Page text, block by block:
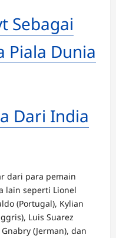
Sebagai
Piala Dunia
Dari India
dari para pemain
lain seperti Lionel
(Portugal), Kylian
Luis Suarez
(Jerman), dan